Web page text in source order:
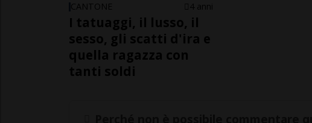
CANTONE 4 anni
I tatuaggi, il lusso, il
sesso, gli scatti d'ira e
quella ragazza con
tanti soldi